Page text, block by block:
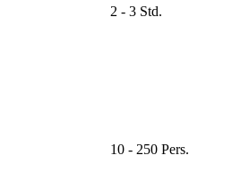
2 - 3 Std.
10 - 250 Pers.